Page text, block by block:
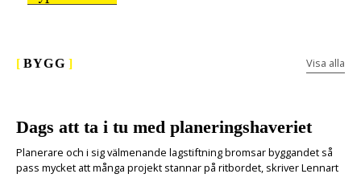
[ BYGG ] Visa alla
Dags att ta i tu med planeringshaveriet
Planerare och i sig välmenande lagstiftning bromsar byggandet så
pass mycket att många projekt stannar på ritbordet, skriver Lennart